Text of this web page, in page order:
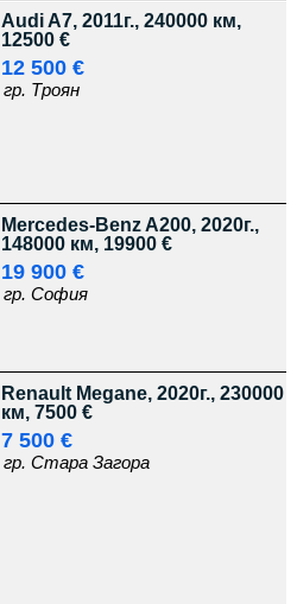
Audi A7, 2011г., 240000 км,
12500 €
12 500 €
гр. Троян
Mercedes-Benz A200, 2020г.,
148000 км, 19900 €
19 900 €
гр. София
Renault Megane, 2020г., 230000
км, 7500 €
7 500 €
гр. Стара Загора